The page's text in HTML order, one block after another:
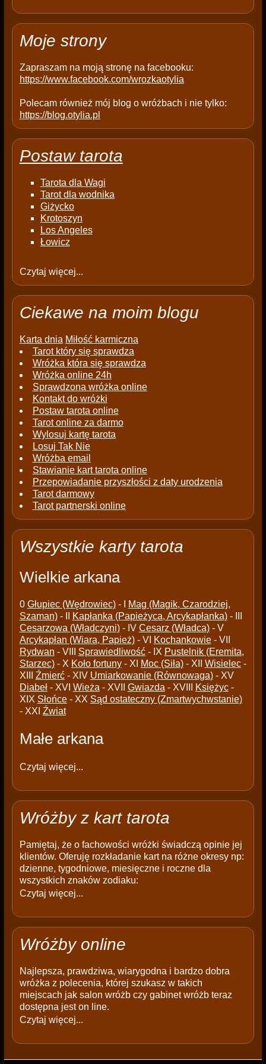
p
y
Moje strony
Zapraszam na moją stronę na facebooku:
https://www.facebook.com/wrozkaotylia
Polecam również mój blog o wróżbach i nie tylko:
https://blog.otylia.pl
Postaw tarota
Tarota dla Wagi
Tarot dla wodnika
Giżycko
Krotoszyn
Los Angeles
Łowicz
Czytaj więcej...
Ciekawe na moim blogu
Karta dnia Miłość karmiczna
Tarot który się sprawdza
Wróżka która się sprawdza
Wróżka online 24h
Sprawdzona wróżka online
Kontakt do wróżki
Postaw tarota online
Tarot online za darmo
Wylosuj kartę tarota
Losuj Tak Nie
Wróżba email
Stawianie kart tarota online
Przepowiadanie przyszłości z daty urodzenia
Tarot darmowy
Tarot partnerski online
Wszystkie karty tarota
Wielkie arkana
0 Głupiec (Wędrowiec)- I
Mag (Magik, Czarodziej,
Szaman)- II Kapłanka (Papieżyca, Arcykapłanka)- III
Cesarzowa (Władczyni)- IV Cesarz (Władca)- V
Arcykapłan (Wiara, Papież)- VI Kochankowie- VII
Rydwan - VIII Sprawiedliwość- IX Pustelnik (Eremita,
Starzec)- X Koło fortuny- XI Moc (Siła)- XII Wisielec-
XIII Źmierć- XIV Umiarkowanie (Równowaga)- XV
Diabeł- XVI Wieża - XVII Gwiazda - XVIII Księżyc-
XIX Słońce- XX Sąd ostateczny (Zmartwychwstanie)
- XXI Źwiat
Małe arkana
Czytaj więcej...
Wróżby z kart tarota
Pamiętaj, że o fachowości wróżki świadczą opinie jej
klientów. Oferuję rozkładanie kart na różne okresy np:
dzienne, tygodniowe, miesięczne i roczne dla
wszystkich znaków zodiaku:
Czytaj więcej...
Wróżby online
Najlepsza, prawdziwa, wiarygodna i bardzo dobra
wróżka z polecenia, której szukasz w takich
miejscach jak salon wróżb czy gabinet wróżb teraz
dostępna jest on line.
Czytaj więcej...